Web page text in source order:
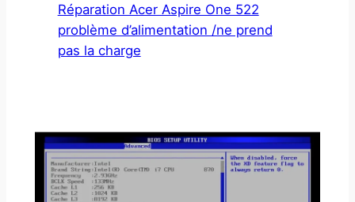
Réparation Acer Aspire One 522
problème d’alimentation /ne prend
pas la charge